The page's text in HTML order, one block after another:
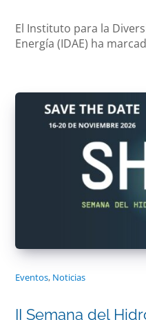
El Instituto para la
Energía (IDAE) ha
Eventos, Noticias
II Semana del